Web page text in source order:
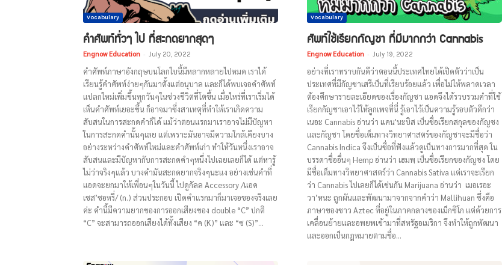
Vocabulary
คำศัพท์ทั่วๆ ไป ที่สะกดยากสุดๆ
Engnow Education - July 20, 2022
คำศัพท์ภาษาอังกฤษบนโลกใบนี้มีหลากหลายไปหมด เราได้
เรียนรู้คำศัพท์ง่ายๆกันมาตั้งแต่อนุบาล และก็ได้พบเจอคำศัพท์
แปลกใหม่เพิ่มขึ้นทุกวันๆในช่วงชีวิตที่โตขึ้น เมื่อไหร่ที่เราเริ่มได้
เห็นคำศัพท์เยอะขึ้น ก็อาจมาซึ่งสาเหตุที่ทำให้เราเกิดความ
สับสนในการสะกดคำก็ได้ แม้ว่าตอนแรกมาเราอาจไม่มีปัญหา
ในการสะกดคำนั้นๆเลย แต่เพราะมันอาจมีความใกล้เคียงบาง
อย่างระหว่างคำศัพท์ใหม่และคำศัพท์เก่า ทำให้วันหนึ่งเราอาจ
สับสนและมีปัญหากับการสะกดคำๆหนึ่งไปเฉยเลยก็ได้ แต่หารู้
ไม่ว่าจริงๆแล้ว บางคำมันสะกดยากจริงๆนะแง อย่างเช่นคำที่
แอดจะยกมาให้เพื่อนๆในวันนี้ ไปดูกัลล Accessory /แอค
เซส’ซอหรี่/ (n.) ส่วนประกอบ เปิดคำแรกมาก็มาเจอของจริงเลย
ค่ะ คำนี้มีความยากของการออกเสียงของ double “C” ปกติ
“C” จะสามารถออกเสียงได้ทั้งเสียง “ค (K)” และ “ซ (S)”...
Vocabulary
ศัพท์ใช้เรียกกัญชา ที่มีมากกว่า Cannabis
Engnow Education - July 19, 2022
อย่างที่เราทราบกันดีว่าตอนนี้ประเทศไทยได้เปิดตัวว่าเป็น
ประเทศที่มีกัญชาเสรีเป็นที่เรียบร้อยแล้ว เพื่อไม่ให้พลาดเวลา
ต้องศึกษารายละเอียดของเรื่องกัญชา แอดจึงได้รวบรวมคำที่ใช้
เรียกกัญชาเอาไว้ให้ลูกเพจที่นี่ รู้เอาไว้เป็นความรู้รอบตัวดีกว่า
เนอะ Cannabis อ่านว่า แคน'นะบิส เป็นชื่อเรียกสกุลของกัญชง
และกัญชา โดยชื่อเต็มทางวิทยาศาสตร์ของกัญชาจะมีชื่อว่า
Cannabis Indica จึงเป็นชื่อที่ฟังแล้วดูเป็นทางการมากที่สุด ใน
บรรดาชื่ออื่นๆ Hemp อ่านว่า เฮมพฺ เป็นชื่อเรียกของกัญชง โดย
มีชื่อเต็มทางวิทยาศาสตร์ว่า Cannabis Sativa แต่เราจะเรียก
ว่า Cannabis ไปเลยก็ได้เช่นกัน Marijuana อ่านว่า เมอเรอะ
วา’หนะ ถูกผันและพัฒนามาจากจากคำว่า Mallihuan ซึ่งคือ
ภาษาของชาว Aztec ที่อยู่ในภาคกลางของเม็กซิโก แต่ด้วยการ
เคลื่อนย้ายและอพยพเข้ามาที่สหรัฐอเมริกา จึงทำให้ถูกพัฒนา
และออกเป็นกฎหมายตามชื่อ...